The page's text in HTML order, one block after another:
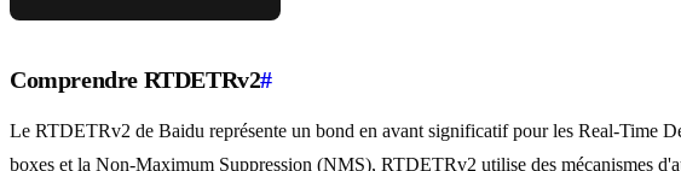
Comprendre RTDETRv2#
Le RTDETRv2 de Baidu représente un bond en avant significatif pour les Real-Time
boxes et la Non-Maximum Suppression (NMS), RTDETRv2 utilise des mécanismes